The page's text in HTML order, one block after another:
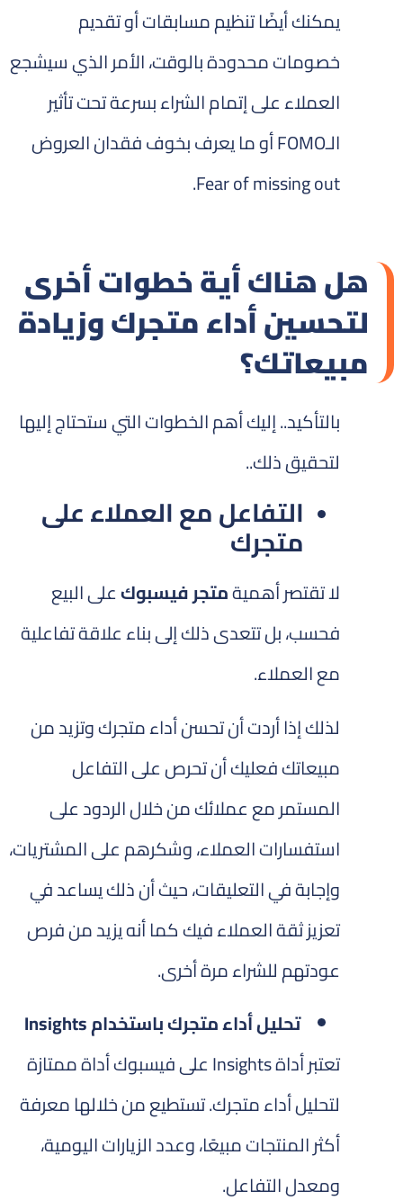
يمكنك أيضًا تنظيم مسابقات أو تقديم
خصومات محدودة بالوقت، الأمر الذي سيشجع
العملاء على إتمام الشراء بسرعة تحت تأثير
الـFOMO أو ما يعرف بخوف فقدان العروض
Fear of missing out.
هل هناك أية خطوات أخرى
لتحسين أداء متجرك وزيادة
مبيعاتك؟
بالتأكيد.. إليك أهمالخطواتالتي ستحتاج إليها
لتحقيق ذلك..
التفاعل مع العملاء على
متجرك
لا تقتصر أهميةمتجر فيسبوكعلى البيع
فحسب، بل تتعدى ذلك إلى بناء علاقة تفاعلية
مع العملاء.
لذلك إذا أردت أن تحسن أداء متجرك وتزيد من
مبيعاتك فعليك أن تحرص على التفاعل
المستمر مع عملائك من خلال الردود على
استفسارات العملاء، وشكرهم على المشتريات،
وإجابة في التعليقات، حيث أن ذلك يساعد في
تعزيز ثقة العملاء فيك كما أنه يزيد من فرص
عودتهم للشراء مرة أخرى.
تحليل أداء متجرك باستخدام Insights
تعتبر أداة Insights على فيسبوك أداة ممتازة
لتحليل أداء متجرك. تستطيع من خلالها معرفة
أكثر المنتجات مبيعًا، وعدد الزيارات اليومية،
ومعدل التفاعل.